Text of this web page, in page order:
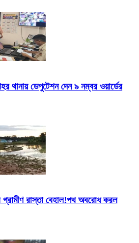
থানায় ডেপুটেশন দেন ৯ নম্বর ওয়ার্ডের
রাস্তা বেহাল!পথ অবরোধ করল